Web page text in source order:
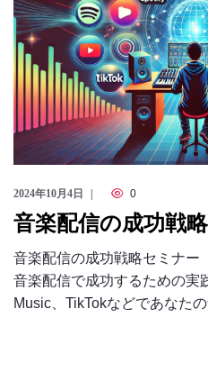
2024年10月4日 0
音楽配信の成功戦
音楽配信の成功戦略セミナー
音楽配信で成功するための実
Music、TikTokなどであなた